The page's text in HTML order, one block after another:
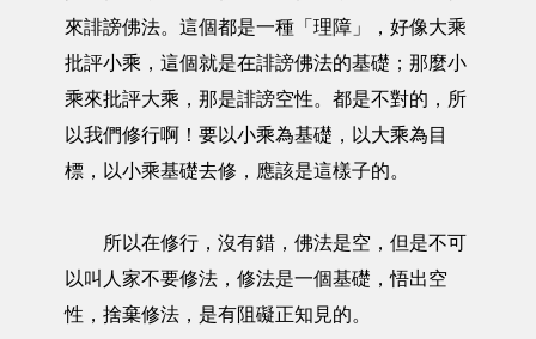
來誹謗佛法。這個都是一種「理障」，好像大乘
批評小乘，這個就是在誹謗佛法的基礎；那麼小
乘來批評大乘，那是誹謗空性。都是不對的，所
以我們修行啊！要以小乘為基礎，以大乘為目
標，以小乘基礎去修，應該是這樣子的。
所以在修行，沒有錯，佛法是空，但是不可
以叫人家不要修法，修法是一個基礎，悟出空
性，捨棄修法，是有阻礙正知見的。